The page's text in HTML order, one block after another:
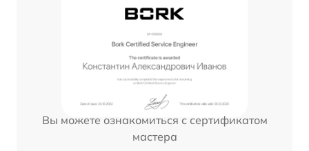
Вы можете ознакомиться с сертификатом
мастера